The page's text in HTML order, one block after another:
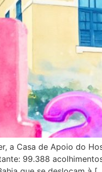
a Casa de Apoio do
99.388